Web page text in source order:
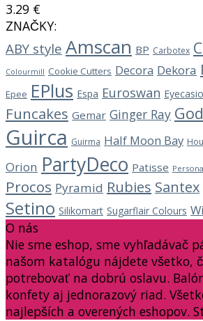
3.29 €
ZNAČKY:
ABY style Amscan BP Carbotex
Colourmill Cookie Cutters Decora Dekora
Epee EPlus Espa Euroswan
Funcakes Gemar Ginger Ray
Guirca Guirma Half Moon Bay
Orion PartyDeco Patisse
Procos Pyramid Rubies Santex
Setino Silikomart Sugarflair Colours
O nás
Nie sme eshop, sme vyhľadávač
našom katalógu nájdete všetko,
potrebovať na dobrú oslavu.
konfety aj jednorazový riad.
najlepších a overených eshopov.